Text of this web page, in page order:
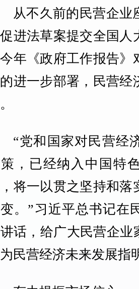
从不久前的民营企业
进法草案提交全国人
年《政府工作报告》
进一步部署，民营经
“党和国家对民营经
，已经纳入中国特
将一以贯之坚持和落
。”习近平总书记在
话，给广大民营企业
民营经济未来发展指